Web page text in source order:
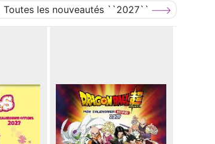
Toutes les nouveautés ``2027``